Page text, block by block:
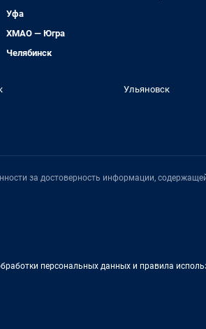
Уфа
ХМАО — Югра
Челябинск
Ульяновск
за достоверность информации,
персональных данных и правила